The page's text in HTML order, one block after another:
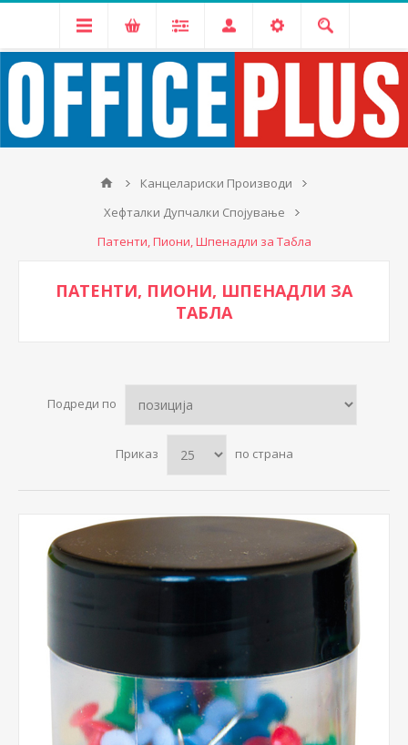
Канцелариски Производи
Хефталки Дупчалки Спојување
Патенти, Пиони, Шпенадли за Табла
ПАТЕНТИ, ПИОНИ, ШПЕНАДЛИ ЗА
ТАБЛА
Подреди по
Приказ по страна